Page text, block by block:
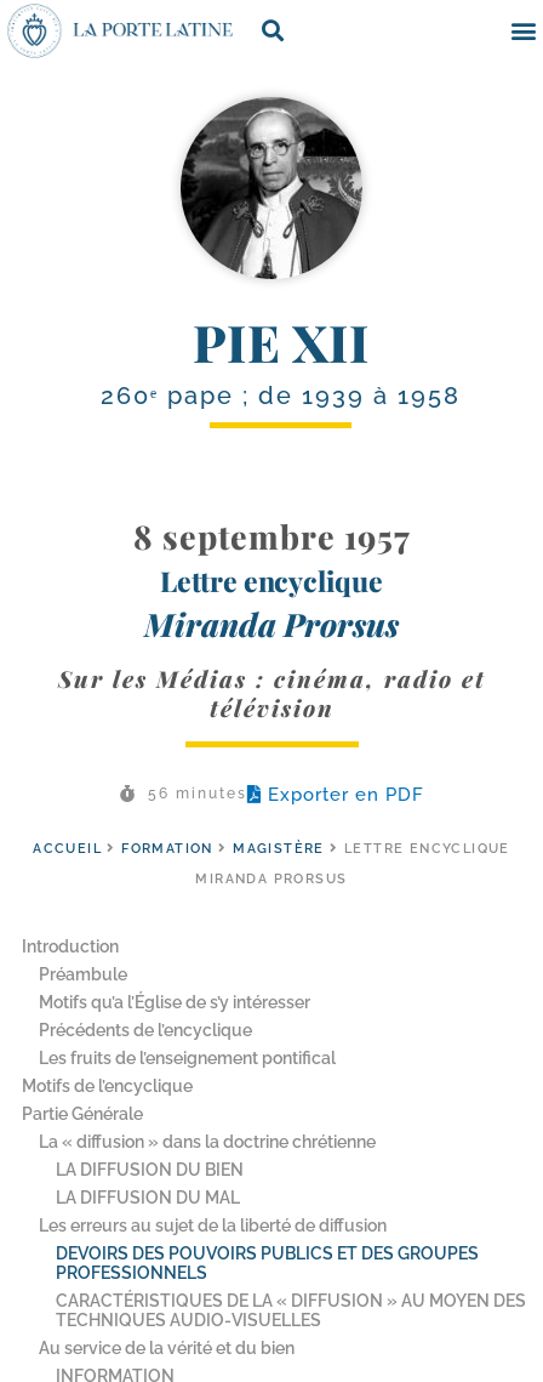
PIE XII
260ᵉ pape ; de 1939 à 1958
8 septembre 1957
Lettre encyclique
Miranda Prorsus
Sur les Médias : cinéma, radio et
télévision
56 minutes Exporter en PDF
ACCUEIL FORMATION MAGISTÈRE
LETTRE ENCYCLIQUE
MIRANDA PRORSUS
Introduction
Préambule
Motifs qu’a l’Église de s’y intéresser
Précédents de l’encyclique
Les fruits de l’enseignement pontifical
Motifs de l’encyclique
Partie Générale
La « diffusion » dans la doctrine chrétienne
LA DIFFUSION DU BIEN
LA DIFFUSION DU MAL
Les erreurs au sujet de la liberté de diffusion
DEVOIRS DES POUVOIRS PUBLICS ET DES GROUPES
PROFESSIONNELS
CARACTÉRISTIQUES DE LA « DIFFUSION » AU MOYEN DES
TECHNIQUES AUDIO-VISUELLES
Au service de la vérité et du bien
INFORMATION